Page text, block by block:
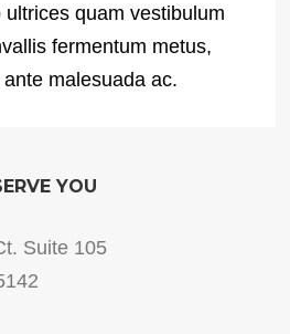
quam vestibulum
fermentum metus,
malesuada ac.
YOU
Suite 105